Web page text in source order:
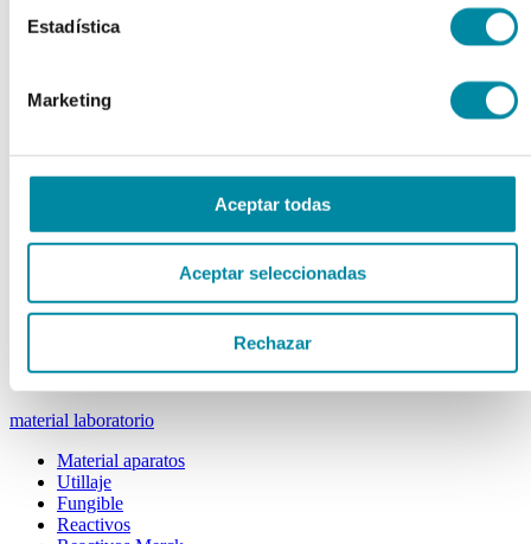
Estadística
Marketing
Aceptar todas
Aceptar seleccionadas
Rechazar
Tamañno 0
Tamañno 4
Tapas farmacia
Frascos y tapas cosmética
Tarros cosmética
Otros
material laboratorio
Material aparatos
Utillaje
Fungible
Reactivos